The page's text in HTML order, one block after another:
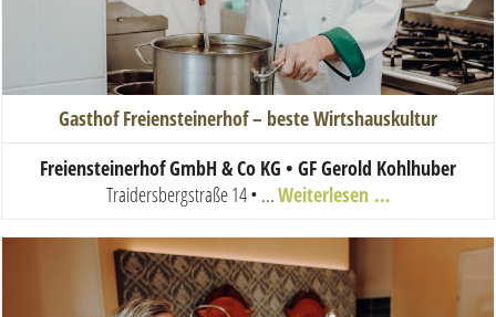
Gasthof Freiensteinerhof – beste Wirtshauskultur
Freiensteinerhof GmbH & Co KG • GF Gerold Kohlhuber
Traidersbergstraße 14 • ...Weiterlesen …